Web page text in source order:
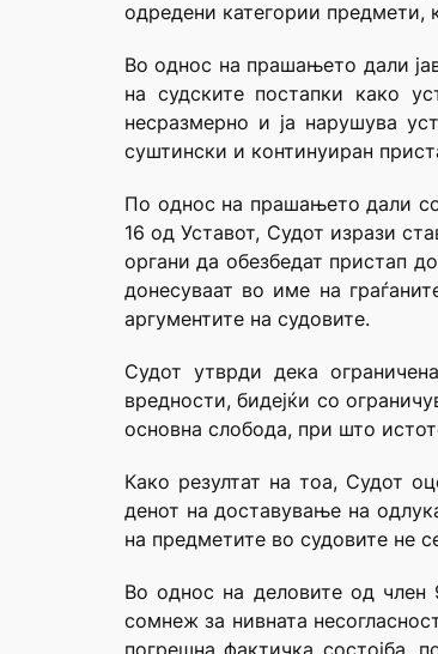
одредени категории предмети,
Во однос на прашањето дали
на судските постапки како
несразмерно и ја нарушува
суштински и континуиран
По однос на прашањето дали
16 од Уставот, Судот изрази
органи да обезбедат пристап
донесуваат во име на
аргументите на судовите.
Судот утврди дека
вредности, бидејќи со
основна слобода, при што
Како резултат на тоа, Судот
денот на доставување на
на предметите во судовите не
Во однос на деловите од член
сомнеж за нивната